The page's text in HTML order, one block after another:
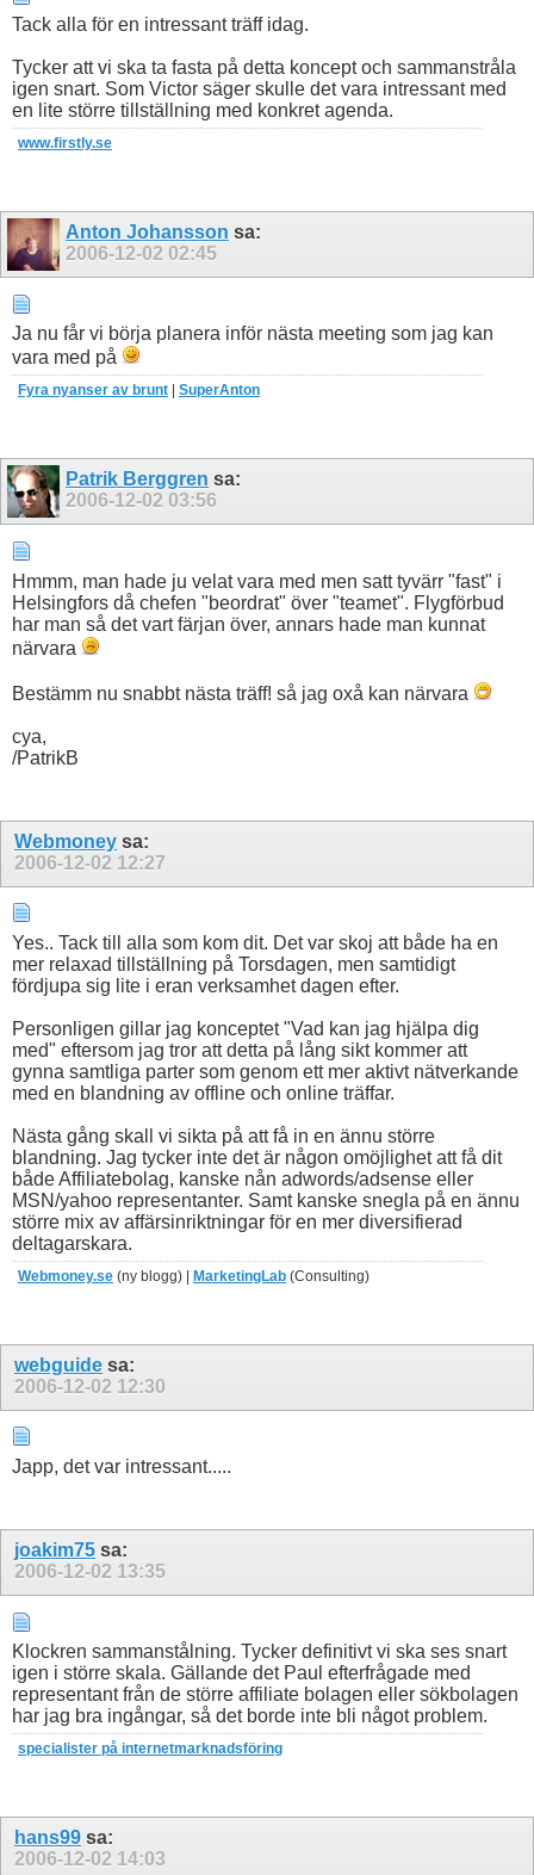
Tack alla för en intressant träff idag.
Tycker att vi ska ta fasta på detta koncept och sammanstråla
igen snart. Som Victor säger skulle det vara intressant med
en lite större tillställning med konkret agenda.
www.firstly.se
Anton Johansson sa:
2006-12-02 02:45
Ja nu får vi börja planera inför nästa meeting som jag kan
vara med på
Fyra nyanser av brunt SuperAnton
Patrik Berggren sa:
2006-12-02 03:56
Hmmm, man hade ju velat vara med men satt tyvärr "fast" i
Helsingfors då chefen "beordrat" över "teamet". Flygförbud
har man så det vart färjan över, annars hade man kunnat
närvara
Bestämm nu snabbt nästa träff! så jag oxå kan närvara
cya,
/PatrikB
Webmoney sa:
2006-12-02 12:27
Yes.. Tack till alla som kom dit. Det var skoj att både ha en
mer relaxad tillställning på Torsdagen, men samtidigt
fördjupa sig lite i eran verksamhet dagen efter.
Personligen gillar jag konceptet "Vad kan jag hjälpa dig
med" eftersom jag tror att detta på lång sikt kommer att
gynna samtliga parter som genom ett mer aktivt nätverkande
med en blandning av offline och online träffar.
Nästa gång skall vi sikta på att få in en ännu större
blandning. Jag tycker inte det är någon omöjlighet att få dit
både Affiliatebolag, kanske nån adwords/adsense eller
MSN/yahoo representanter. Samt kanske snegla på en ännu
större mix av affärsinriktningar för en mer diversifierad
deltagarskara.
Webmoney.se (ny blogg) | MarketingLab (Consulting)
webguide sa:
2006-12-02 12:30
Japp, det var intressant.....
joakim75 sa:
2006-12-02 13:35
Klockren sammanstålning. Tycker definitivt vi ska ses snart
igen i större skala. Gällande det Paul efterfrågade med
representant från de större affiliate bolagen eller sökbolagen
har jag bra ingångar, så det borde inte bli något problem.
specialister på internetmarknadsföring
hans99 sa:
2006-12-02 14:03